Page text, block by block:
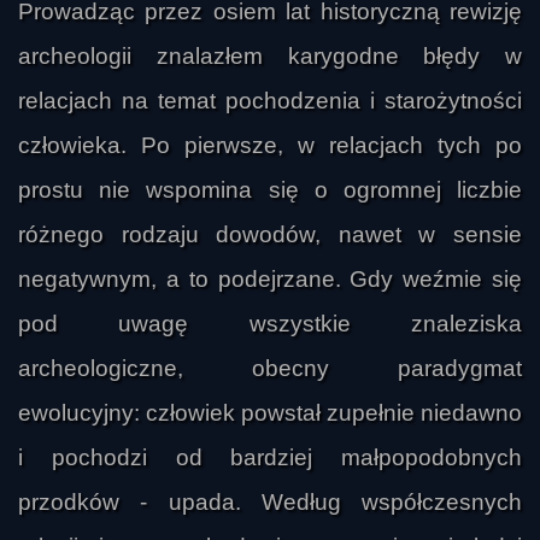
Prowadząc przez osiem lat historyczną rewizję
archeologii znalazłem karygodne błędy w
relacjach na temat pochodzenia i starożytności
człowieka. Po pierwsze, w relacjach tych po
prostu nie wspomina się o ogromnej liczbie
różnego rodzaju dowodów, nawet w sensie
negatywnym, a to podejrzane. Gdy weźmie się
pod uwagę wszystkie znaleziska
archeologiczne, obecny paradygmat
ewolucyjny: człowiek powstał zupełnie niedawno
i pochodzi od bardziej małpopodobnych
przodków - upada. Według współczesnych